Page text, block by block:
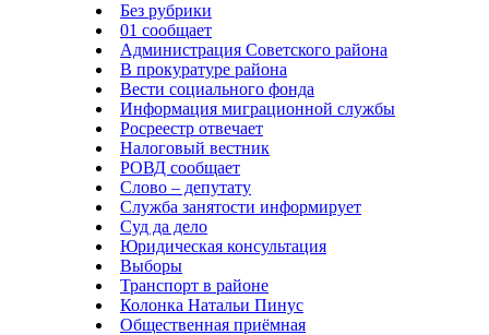
Без рубрики
01 сообщает
Администрация Советского района
В прокуратуре района
Вести социального фонда
Информация миграционной службы
Росреестр отвечает
Налоговый вестник
РОВД сообщает
Слово – депутату
Служба занятости информирует
Суд да дело
Юридическая консультация
Выборы
Транспорт в районе
Колонка Натальи Пинус
Общественная приёмная